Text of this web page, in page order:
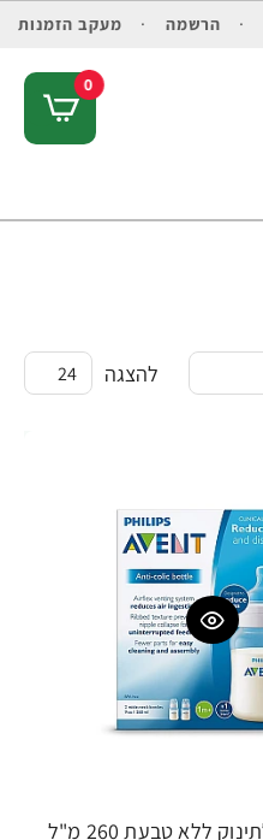
הרשמה מעקב הזמנות
0
להצגה
אוונט בקבוק לתינוק ללא טבעת 260 מ"ל